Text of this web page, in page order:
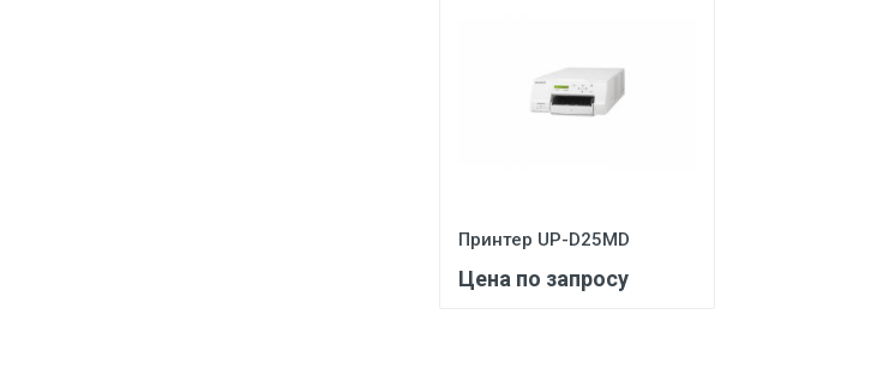
Принтер UP-D25MD
Цена по запросу